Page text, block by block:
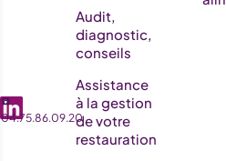
☎️
04.75.86.09.20
Audit,
diagnostic,
conseils
Assistance
à la gestion
de votre
restauration